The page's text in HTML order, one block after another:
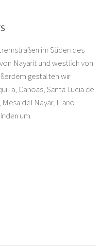
im Süden des
Nayarit und westlich von
gestalten wir
Canoas, Santa Lucia de
del Nayar, Llano
um.